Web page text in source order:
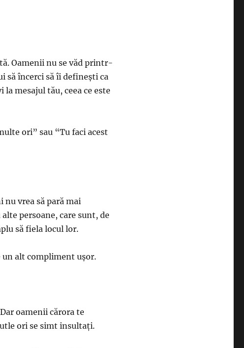
Oamenii nu se văd printr-
să încerci să îi definești ca
mesajul tău, ceea ce este
ori” sau “Tu faci acest
vrea să pară mai
persoane, care sunt, de
să fiela locul lor.
un alt compliment ușor.
oamenii cărora te
ori se simt insultați.